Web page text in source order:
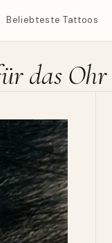
Beliebteste Tattoos
das Ohr